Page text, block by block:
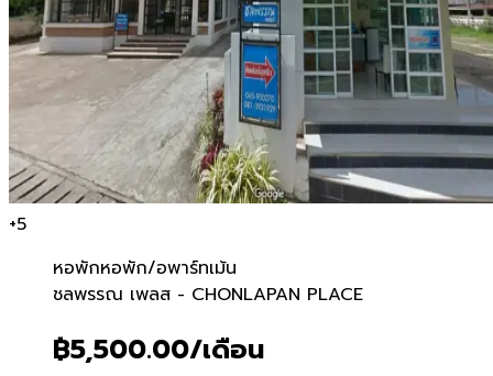
+5
หอพักหอพัก/อพาร์ทเม้น
ชลพรรณ เพลส -
ชลพรรณ เพลส - CHONLAPAN PLACE
฿5,500.00/เดือน